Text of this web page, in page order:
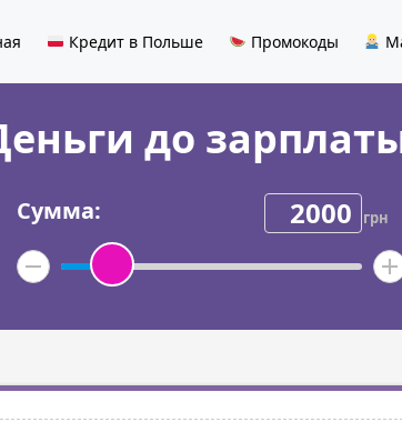
Кредит в Польше Промокоды
до
грн
Сумма: